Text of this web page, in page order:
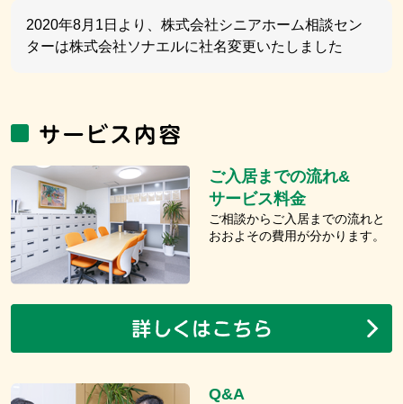
2020年8月1日より、株式会社シニアホーム相談セン
ターは株式会社ソナエルに社名変更いたしました
ご入居までの流れ&
サービス料金
ご相談からご入居までの流れと
おおよその費用が分かります。
Q&A